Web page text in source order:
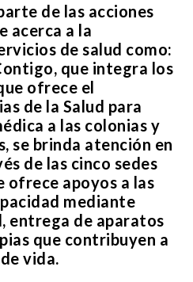
de las acciones
acerca a la
de salud como:
que integra los
ofrece el
de la Salud para
a las colonias y
se brinda atención en
de las cinco sedes
ofrece apoyos a las
mediante
entrega de aparatos
que contribuyen a
vida.